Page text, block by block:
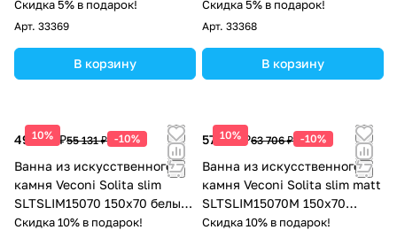
ручками DLR330023RB-G
Скидка 5% в подарок!
Арт. 33369
В корзину
DLR330023R-G
Скидка 5% в подарок!
Арт. 33368
В корзину
10%
49 618 ₽55 131 ₽ -10%
Ванна из искусственного
камня Veconi Solita slim
SLTSLIM15070 150x70 белый
глянец
Скидка 10% в подарок!
10%
57 335 ₽63 706 ₽ -10%
Ванна из искусственного
камня Veconi Solita slim matt
SLTSLIM15070M 150x70
белый матовый
Скидка 10% в подарок!